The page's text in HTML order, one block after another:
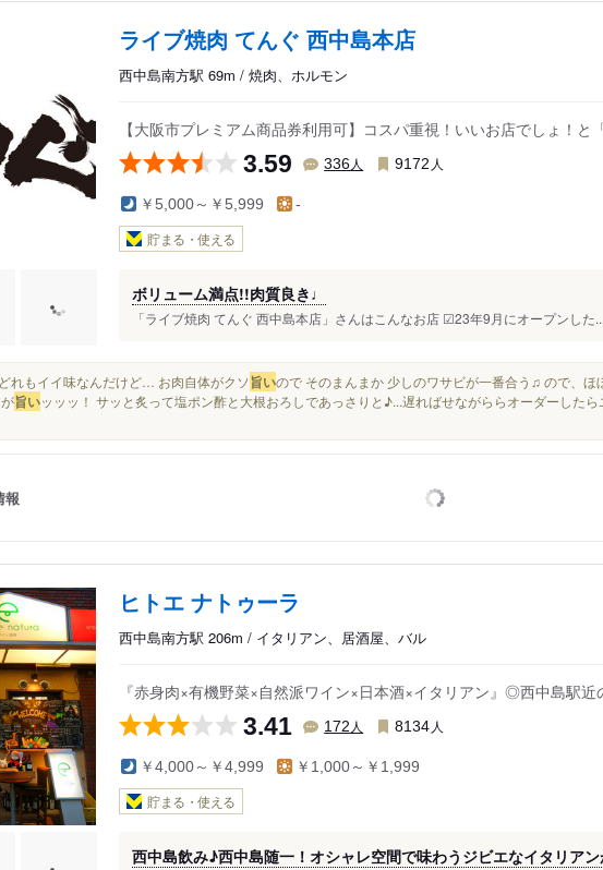
ライブ焼肉 てんぐ 西中島本店
西中島南方駅 69m / 焼肉、ホルモン
【大阪市プレミアム商品券利用可】コスパ重視！いいお店でしょ！と
3.59 336人 9172 人
￥5,000～￥5,999 -
貯まる・使える
ボリューム満点!!肉質良き♩
「ライブ焼肉 てんぐ 西中島本店」さんはこんなお店 ︎︎︎︎︎︎☑︎23年9月にオープンした...
れもイイ味なんだけど… お肉自体がクソ旨いので そのまんまか 少しのワサビが一番合う♫ ので、ほ
旨いッッッ！ サッと炙って塩ポン酢と大根おろしであっさりと♪...遅ればせながららオーダーしたら
報
ヒトエ ナトゥーラ
西中島南方駅 206m / イタリアン、居酒屋、バル
『赤身肉×有機野菜×自然派ワイン×日本酒×イタリアン』◎西中島駅
3.41 172 人 8134 人
￥4,000～￥4,999 ￥1,000～￥1,999
貯まる・使える
西中島飲み♪西中島随一！オシャレ空間で味わうジビエなイタリア